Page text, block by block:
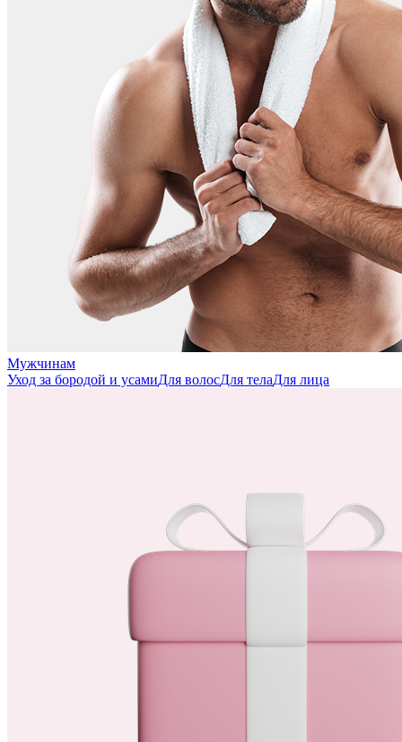
Мужчинам
Уход за бородой и усамиДля волосДля телаДля лица